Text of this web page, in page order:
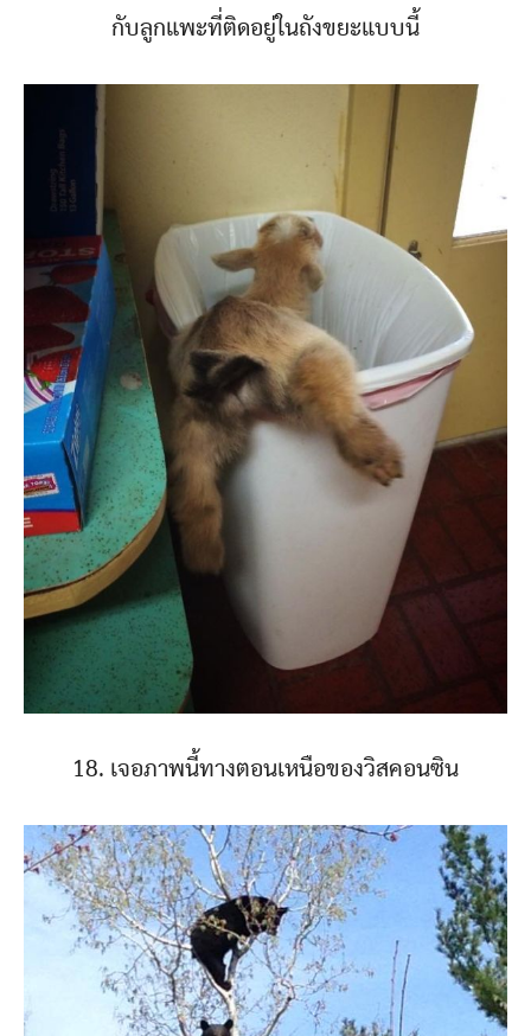
กับลูกแพะที่ติดอยู่ในถังขยะแบบนี้
18. เจอภาพนี้ทางตอนเหนือของวิสคอนซิน